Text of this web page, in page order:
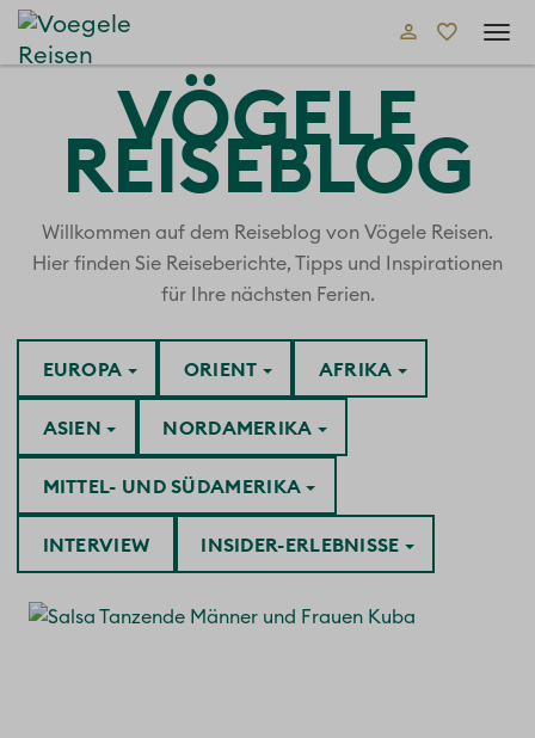
VÖGELE
REISEBLOG
Willkommen auf dem Reiseblog von Vögele Reisen.
Hier finden Sie Reiseberichte, Tipps und Inspirationen
für Ihre nächsten Ferien.
AFRIKA
ASIEN
EUROPA
INSIDER-ERLEBNISSE
INTERVIEW
MITTEL- UND SÜDAMERIKA
NORDAMERIKA
ORIENT